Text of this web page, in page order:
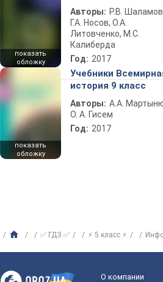
показать
обложку
Авторы: Р.В.
Г.А. Носов, О.А.
Литовченко, М.С.
Калиберда
Год: 2017
показать
обложку
Учебники
история 9 класс
Авторы: А.А.
О. А. Гисем
Год: 2017
✅ ГДЗ ✅ ⚡ 5 класс ⚡
О компании